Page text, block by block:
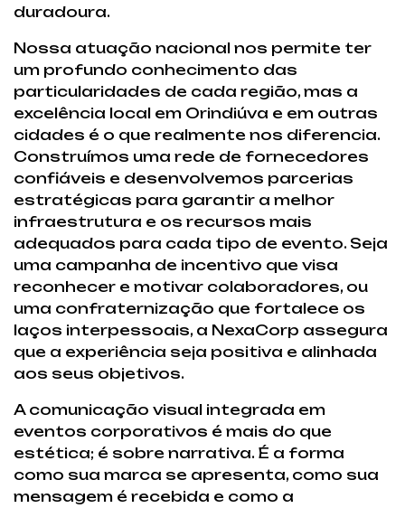
duradoura.
Nossa atuação nacional nos permite ter
um profundo conhecimento das
particularidades de cada região, mas a
excelência local em Orindiúva e em outras
cidades é o que realmente nos diferencia.
Construímos uma rede de fornecedores
confiáveis e desenvolvemos parcerias
estratégicas para garantir a melhor
infraestrutura e os recursos mais
adequados para cada tipo de evento. Seja
uma campanha de incentivo que visa
reconhecer e motivar colaboradores, ou
uma confraternização que fortalece os
laços interpessoais, a NexaCorp assegura
que a experiência seja positiva e alinhada
aos seus objetivos.
A comunicação visual integrada em
eventos corporativos é mais do que
estética; é sobre narrativa. É a forma
como sua marca se apresenta, como sua
mensagem é recebida e como a